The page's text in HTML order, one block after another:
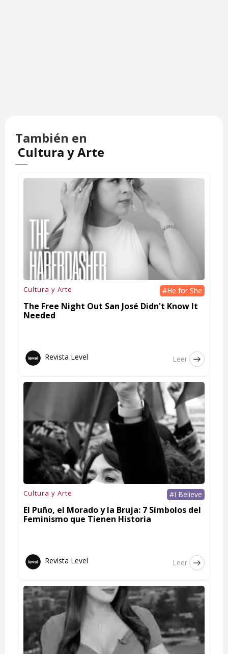
También en
Cultura y Arte
Cultura y Arte #He for She
The Free Night Out San José Didn't Know It
Needed
Revista Level Leer
Cultura y Arte #I Believe
El Puño, el Morado y la Bruja: 7 Símbolos del
Feminismo que Tienen Historia
Revista Level Leer